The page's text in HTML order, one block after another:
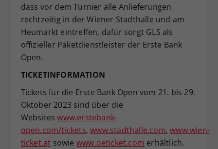
dass vor dem Turnier alle Anlieferungen
rechtzeitig in der Wiener Stadthalle und am
Heumarkt eintreffen, dafür sorgt GLS als
offizieller Paketdienstleister der Erste Bank
Open.
TICKETINFORMATION
Tickets für die Erste Bank Open vom 21. bis 29.
Oktober 2023 sind über die
Websiteswww.erstebank-
open.com/tickets,www.stadthalle.com,www.wien-
ticket.at sowie www.oeticket.com erhältlich.